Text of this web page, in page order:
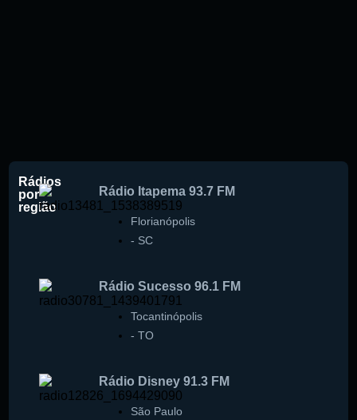
Rádios
por
região
Rádio Itapema 93.7 FM
Florianópolis
- SC
Rádio Sucesso 96.1 FM
Tocantinópolis
-TO
Rádio Disney 91.3 FM
São Paulo